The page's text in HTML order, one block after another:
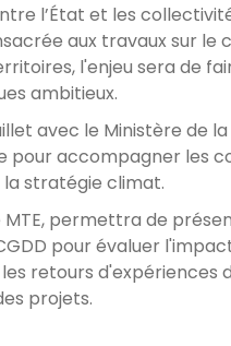
l’État et les
aux travaux sur le
l'enjeu sera de
ambitieux.
avec le Ministère de
pour accompagner les
stratégie climat.
permettra de
pour évaluer
retours d'expériences
projets.